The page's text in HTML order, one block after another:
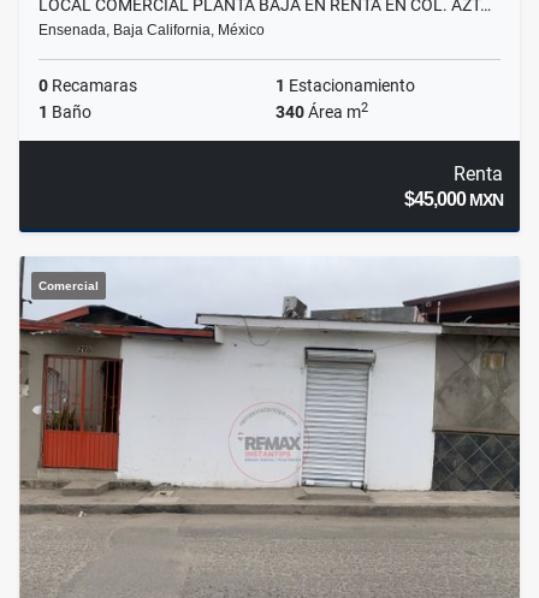
LOCAL COMERCIAL PLANTA BAJA EN RENTA EN COL. AZT…
Ensenada, Baja California, México
0 Recamaras 1 Estacionamiento
1 Baño 340Área m2
Renta
$45,000MXN
Comercial